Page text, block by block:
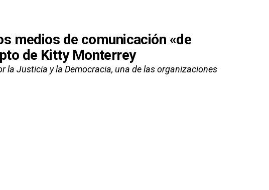
medios de comunicación «de
de Kitty Monterrey
la Justicia y la Democracia, una de las organizaciones